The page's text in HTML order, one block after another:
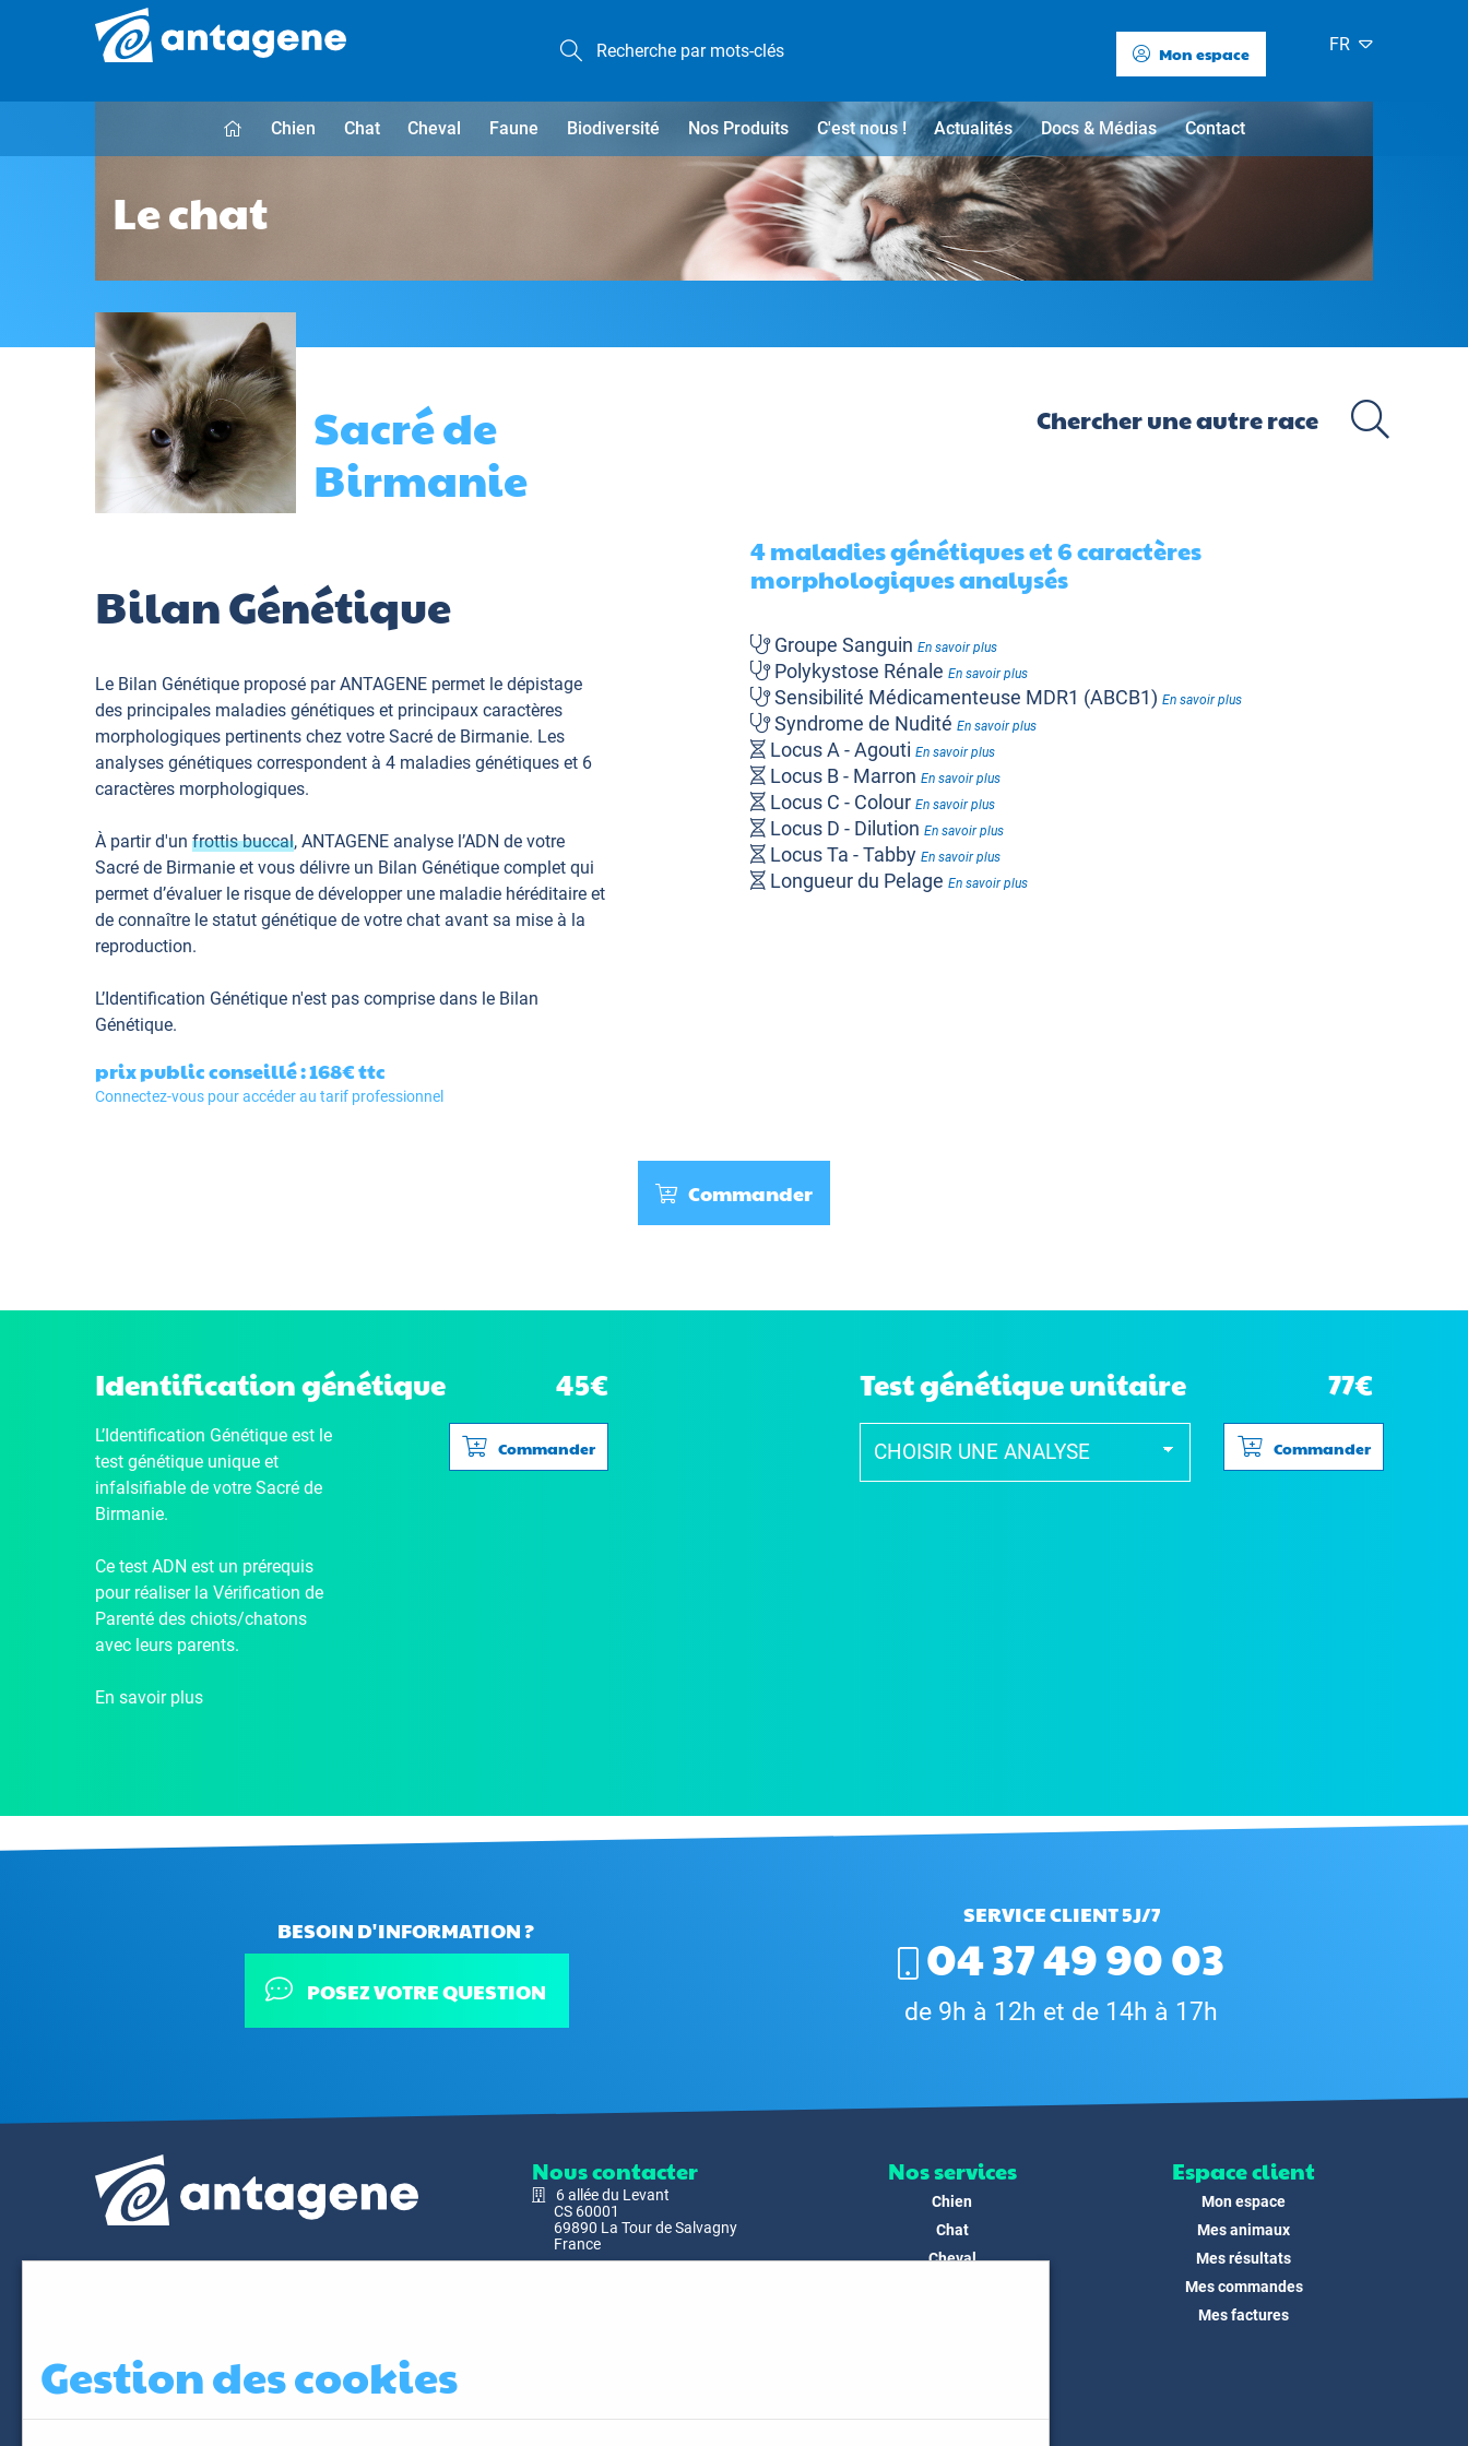
Mon espace FR
Chien Chat Cheval Faune Biodiversité Nos Produits C'est nous ! Actualités Docs & Médias Contact
Le chat
Sacré de
Birmanie
Bilan Génétique
Le Bilan Génétique proposé par ANTAGENE permet le dépistage
des principales maladies génétiques et principaux caractères
morphologiques pertinents chez votre Sacré de Birmanie. Les
analyses génétiques correspondent à 4 maladies génétiques et 6
caractères morphologiques.
À partir d'un frottis buccal, ANTAGENE analyse l’ADN de votre
Sacré de Birmanie et vous délivre un Bilan Génétique complet qui
permet d’évaluer le risque de développer une maladie héréditaire et
de connaître le statut génétique de votre chat avant sa mise à la
reproduction.
L’Identification Génétique n'est pas comprise dans le Bilan
Génétique.
prix public conseillé : 168€ttc
Connectez-vous pour accéder au tarif professionnel
4 maladies génétiques et 6 caractères
morphologiques analysés
Groupe Sanguin En savoir plus
Polykystose Rénale En savoir plus
Sensibilité Médicamenteuse MDR1 (ABCB1) En savoir plus
Syndrome de Nudité En savoir plus
Locus A - Agouti En savoir plus
Locus B - Marron En savoir plus
Locus C - Colour En savoir plus
Locus D - Dilution En savoir plus
Locus Ta - Tabby En savoir plus
Longueur du Pelage En savoir plus
Commander
Identification génétique 45€
L’Identification Génétique est le
test génétique unique et
infalsifiable de votre Sacré de
Birmanie.
Ce test ADN est un prérequis
pour réaliser la Vérification de
Parenté des chiots/chatons
avec leurs parents.
En savoir plus
Commander
Test génétique unitaire 77€
Commander
BESOIN D'INFORMATION ?
POSEZ VOTRE QUESTION
SERVICE CLIENT 5J/7
04 37 49 90 03
de 9h à 12h et de 14h à 17h
Nous contacter
6 allée du Levant
CS 60001
69890 La Tour de Salvagny
France
Nos services
Chien
Chat
Cheval
Espace client
Mon espace
Mes animaux
Mes résultats
Mes commandes
Mes factures
Gestion des cookies